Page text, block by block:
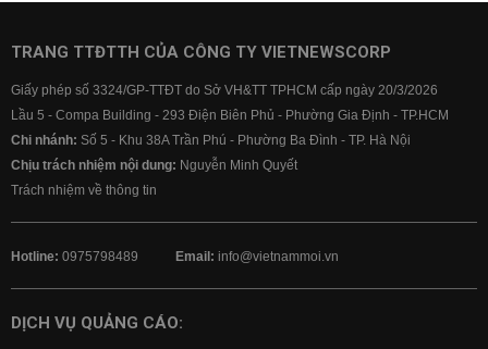
Lãi suất ngân hàng BIDV
Lãi suất ngân hàng Vietcombank
TRANG TTĐTTH CỦA CÔNG TY VIETNEWSCORP
Giấy phép số 3324/GP-TTĐT do Sở VH&TT TPHCM cấp ngày 20/3/2026
Lầu 5 - Compa Building - 293 Điện Biên Phủ - Phường Gia Định - TP.HCM
Chi nhánh: Số 5 - Khu 38A Trần Phú - Phường Ba Đình - TP. Hà Nội
Chịu trách nhiệm nội dung: Nguyễn Minh Quyết
Trách nhiệm về thông tin
Hotline: 0975798489 Email: info@vietnammoi.vn
DỊCH VỤ QUẢNG CÁO: